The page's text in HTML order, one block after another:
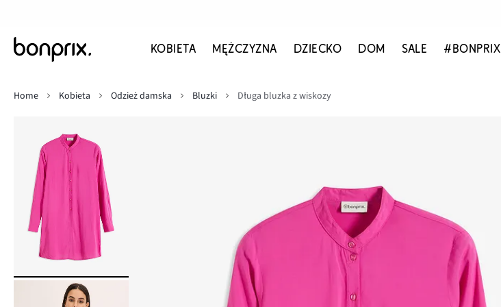
KOBIETA MĘŻCZYZNA DZIECKO DOM SALE #BONPRIX
Home
Kobieta Odzież damska Bluzki Długa bluzka z wiskozy